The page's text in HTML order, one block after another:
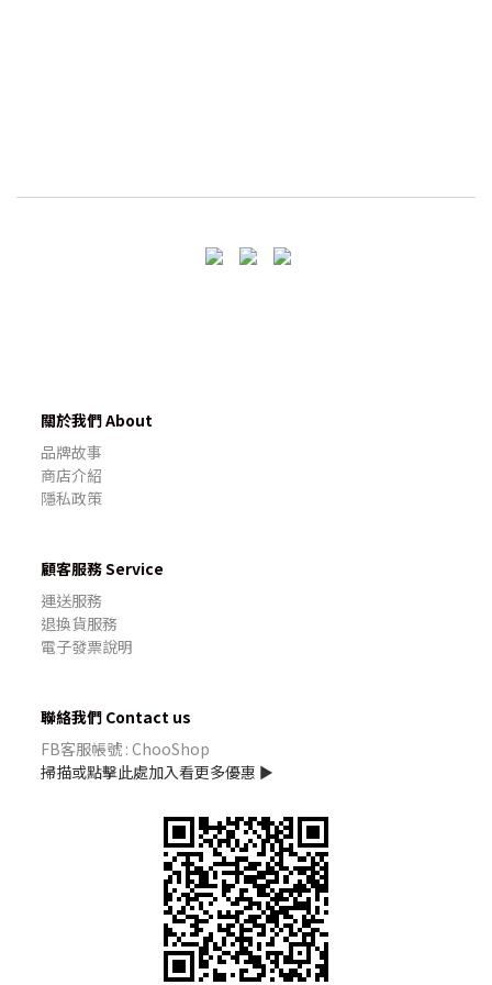
關於我們 About
品牌故事
商店介紹
隱私政策
顧客服務 Service
運送服務
退換貨服務
電子發票說明
聯絡我們 Contact us
FB客服帳號 : ChooShop
掃描或點擊此處加入看更多優惠 ►